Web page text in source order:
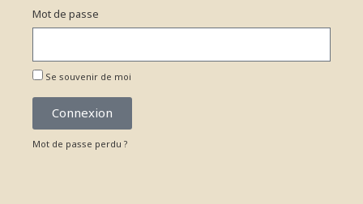
Mot de passe
Se souvenir de moi
Connexion
Mot de passe perdu ?